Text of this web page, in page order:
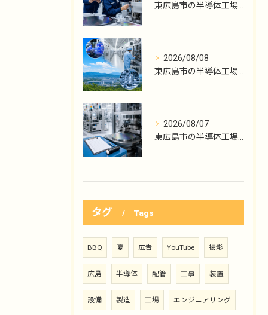
東広島市の半導体工場で見る点検と保守の分担
2026/08/08
東広島市の半導体工場勤務、保全記録で見る適性
2026/08/07
東広島市の半導体工場勤務、点検記録の読み方
タグ Tags
BBQ 夏 広告 YouTube 撮影
広島 半導体 配管 工事 装置
設備 製造 工場 エンジニアリング